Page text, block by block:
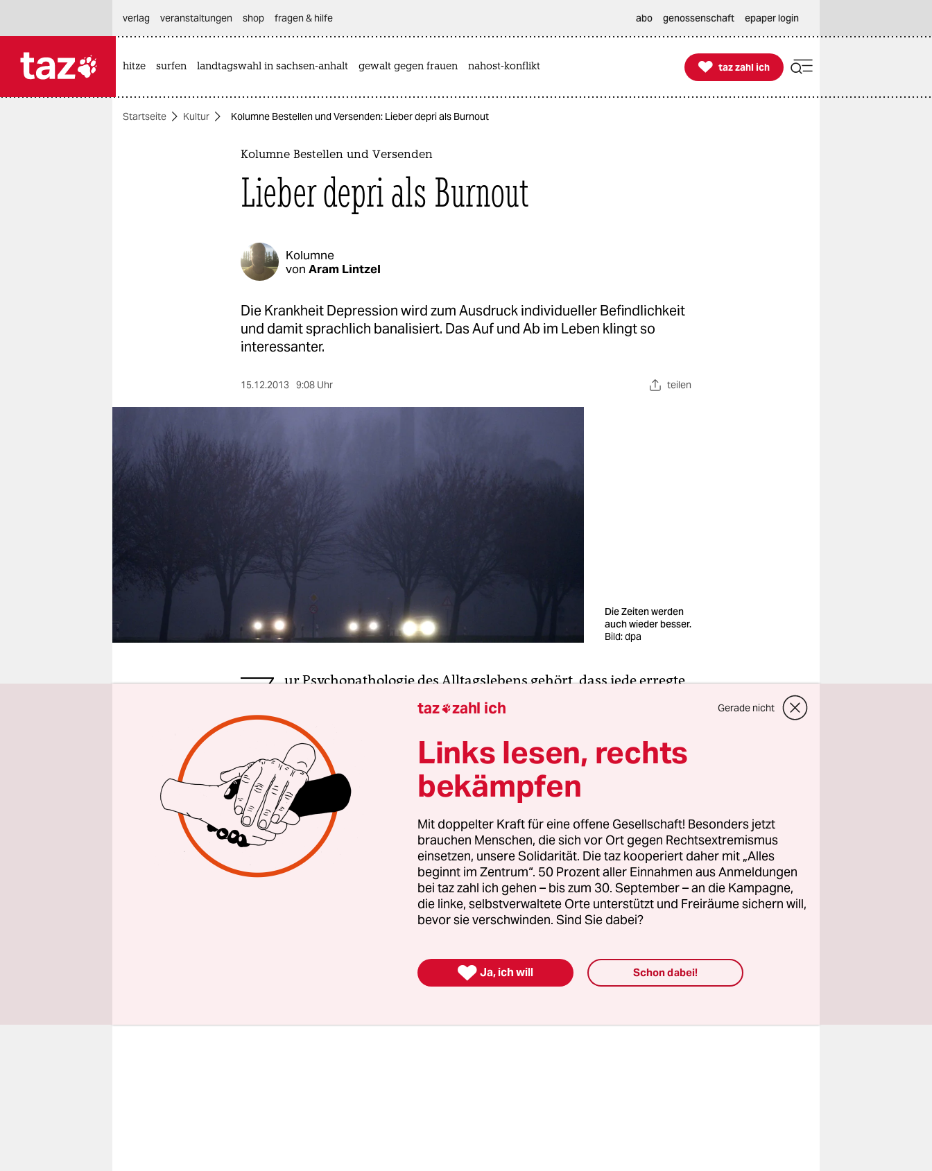
themen
verlag
veranstaltungen
shop
verlag
veranstaltungen shop fragen & hilfe abo genossenschaft epaper login
hitze surfen landtagswahl in sachsen-anhalt gewalt gegen frauen nahost-konflikt 
taz zahl ich
taz zahl ich
Startseite Kultur Kolumne Bestellen und Versenden: Lieber depri als Burnout
Kolumne Bestellen und Versenden
Lieber depri als Burnout
Kolumne
von Aram Lintzel
Die Krankheit Depression wird zum Ausdruck individueller Befindlichkeit
und damit sprachlich banalisiert. Das Auf und Ab im Leben klingt so
interessanter.
15.12.2013 9:08 Uhr teilen
Die Zeiten werden
auch wieder besser.
Bild: dpa
Z ur Psychopathologie des Alltagslebens gehört, dass jede erregte
Reaktion „hysterisch“ ist, jeder Pedant „zwanghaft“, jeder
Schaukelsturz des kleinen Kindes „traumatisierend“. Darunter
geht es nicht mehr, das Leben ist verbal durchpsychologisiert. Vor
allem wird jede Verstimmung und emotionale Krisenerfahrung zur
„Depression“ verklärt.
Nach der Niederlage gegen die Bayern erlaubte Jürgen Klopp seinen
Spielern neulich „fünf Minuten für Depressionen“ und Nils Minkmar
weiß in seinem lesenswerten Buch „Der Zirkus“ von Peer Steinbrück zu
berichten, dass dieser im Wahlkampf auch mal an einer kleinen
taz zahl ich Gerade nicht
Links lesen, rechts
bekämpfen
Mit doppelter Kraft für eine offene Gesellschaft! Besonders jetzt
brauchen Menschen, die sich vor Ort gegen Rechtsextremismus
einsetzen, unsere Solidarität. Die taz kooperiert daher mit „Alles
beginnt im Zentrum“. 50 Prozent aller Einnahmen aus Anmeldungen
bei taz zahl ich gehen – bis zum 30. September – an die Kampagne,
die linke, selbstverwaltete Orte unterstützt und Freiräume sichern will,
bevor sie verschwinden. Sind Sie dabei?
 Ja, ich will Schon dabei!